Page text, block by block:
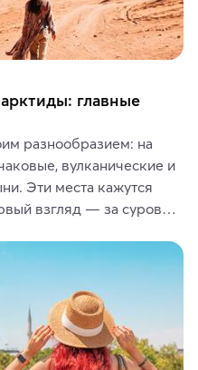
главные
разнообразием: на
вулканические и
Эти места кажутся
взгляд — за суровой
дарят одни из самых